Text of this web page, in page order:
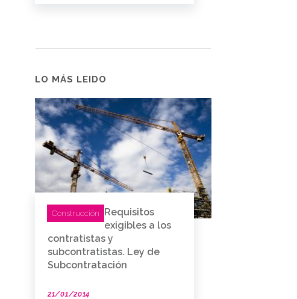
LO MÁS LEIDO
Construcción
Requisitos
exigibles a los
contratistas y
subcontratistas. Ley de
Subcontratación
21/01/2014